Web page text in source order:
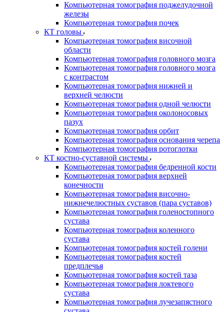
Компьютерная томография поджелудочной
железы
Компьютерная томография почек
КТ головы
Компьютерная томография височной
области
Компьютерная томография головного мозга
Компьютерная томография головного мозга
с контрастом
Компьютерная томография нижней и
верхней челюсти
Компьютерная томография одной челюсти
Компьютерная томография околоносовых
пазух
Компьютерная томография орбит
Компьютерная томография основания черепа
Компьютерная томография ротоглотки
КТ костно-суставной системы
Компьютерная томография бедренной кости
Компьютерная томография верхней
конечности
Компьютерная томография височно-
нижнечелюстных суставов (пара суставов)
Компьютерная томография голеностопного
сустава
Компьютерная томография коленного
сустава
Компьютерная томография костей голени
Компьютерная томография костей
предплечья
Компьютерная томография костей таза
Компьютерная томография локтевого
сустава
Компьютерная томография лучезапястного